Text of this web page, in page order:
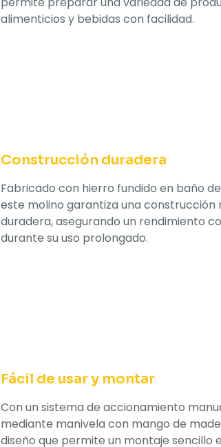
alimenticios y bebidas con facilidad.
Construcción duradera
Fabricado con hierro fundido en baño
este molino garantiza una construcción
duradera, asegurando un rendimiento
durante su uso prolongado.
Fácil de usar y montar
Con un sistema de accionamiento
mediante manivela con mango de
diseño que permite un montaje sencillo